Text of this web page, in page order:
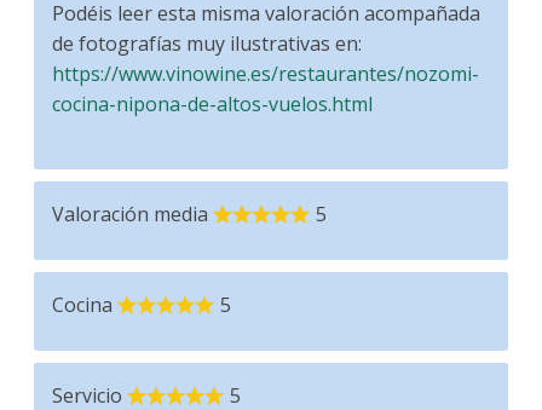
Podéis leer esta misma valoración acompañada
de fotografías muy ilustrativas en:
https://www.vinowine.es/restaurantes/nozomi-
cocina-nipona-de-altos-vuelos.html
Valoración media 5
Cocina 5
Servicio 5